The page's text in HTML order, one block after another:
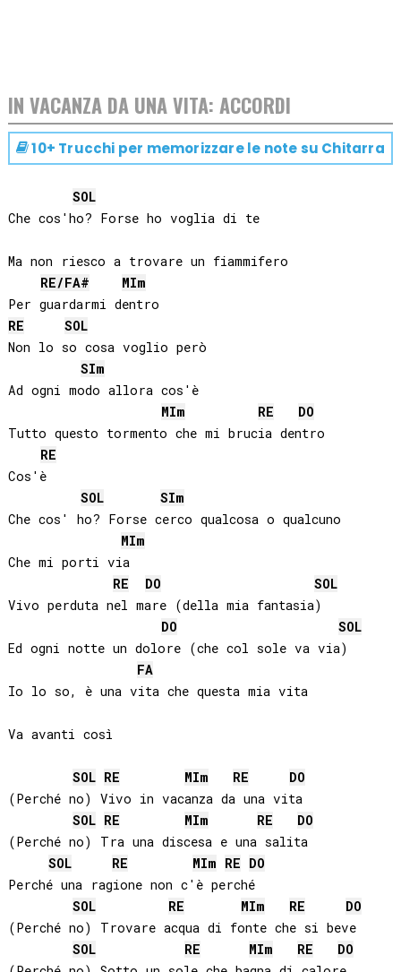
IN VACANZA DA UNA VITA: ACCORDI
10+ Trucchi per memorizzare le note su Chitarra
SOL
Che cos'ho? Forse ho voglia di te
Ma non riesco a trovare un fiammifero
RE/FA# MIm
RE
SOL
Non lo so cosa voglio però
SIm
Ad ogni modo allora cos'è
MIm RE
DO
Tutto questo tormento che mi brucia dentro
RE
Cos'è
SOL
SIm
Che cos' ho? Forse cerco qualcosa o qualcuno
MIm
Che mi porti via
RE
DO
SOL
Vivo perduta nel mare (della mia fantasia)
DO
SOL
Ed ogni notte un dolore (che col sole va via)
FA
Io lo so, è una vita che questa mia vita
Va avanti così
SOL RE MIm RE
DO
(Perché no) Vivo in vacanza da una vita
SOL RE MIm RE
DO
(Perché no) Tra una discesa e una salita
SOL
RE MIm RE DO
Perché una ragione non c'è perché
SOL
RE MIm RE
DO
(Perché no) Trovare acqua di fonte che si beve
SOL
RE MIm RE
DO